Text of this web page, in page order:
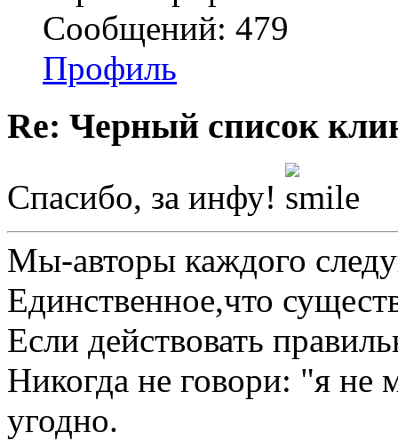
Сообщений: 479
Профиль
Re: Черный список
Спасибо, за инфу!
Мы-авторы каждого
Единственное,что
Если действовать
Никогда не говори: "я
угодно.